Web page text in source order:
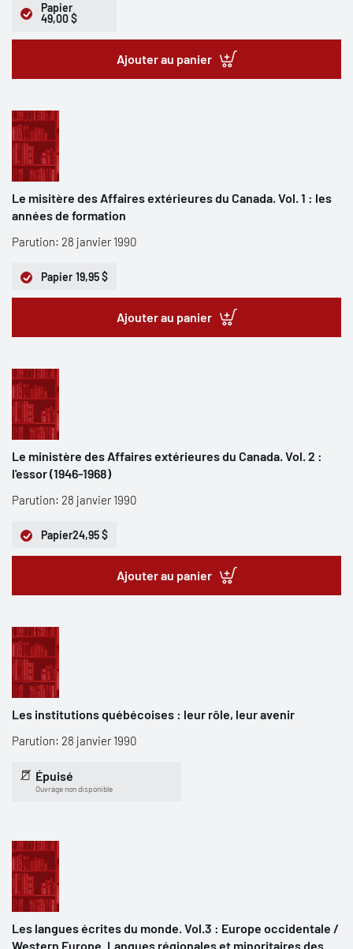
Papier
49,00 $
Ajouter au panier
Le misitère des Affaires extérieures du Canada. Vol. 1 : les
années de formation
Parution: 28 janvier 1990
Papier 19,95 $
Ajouter au panier
Le ministère des Affaires extérieures du Canada. Vol. 2 :
l'essor (1946-1968)
Parution: 28 janvier 1990
Papier24,95 $
Ajouter au panier
Les institutions québécoises : leur rôle, leur avenir
Parution: 28 janvier 1990
Épuisé
Ouvrage non disponible
Les langues écrites du monde. Vol.3 : Europe occidentale /
Western Europe. Langues régionales et minoritaires des